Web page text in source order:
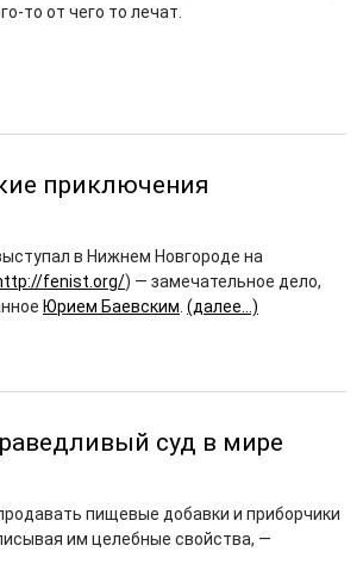
то от чего то лечат.
приключения
в Нижнем Новгороде на
fenist.org/) — замечательное дело,
Юрием Баевским (далее…)
суд в мире
пищевые добавки и приборчики
им целебные свойства, —